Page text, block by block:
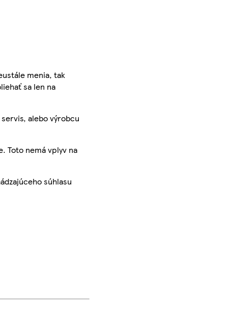
menia, tak
sa len na
alebo výrobcu
Toto nemá vplyv na
súhlasu